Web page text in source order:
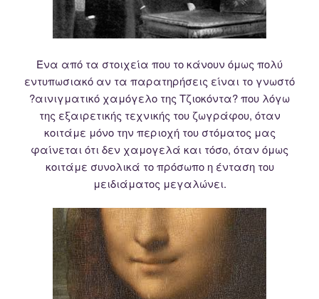
Ένα από τα στοιχεία που το κάνουν όμως πολύ
εντυπωσιακό αν τα παρατηρήσεις είναι το γνωστό
?αινιγματικό χαμόγελο της Τζιοκόντα? που λόγω
της εξαιρετικής τεχνικής του ζωγράφου, όταν
κοιτάμε μόνο την περιοχή του στόματος μας
φαίνεται ότι δεν χαμογελά και τόσο, όταν όμως
κοιτάμε συνολικά το πρόσωπο η ένταση του
μειδιάματος μεγαλώνει.